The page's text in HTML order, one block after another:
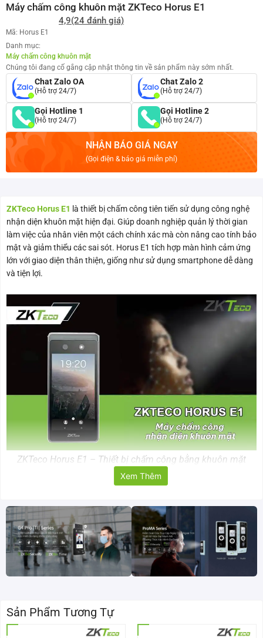
Máy chấm công khuôn mặt ZKTeco Horus E1
4,9(24 đánh giá)
Mã: Horus E1
Danh mục:
Máy chấm công khuôn mặt
Chúng tôi đang cố gắng cập nhật thông tin về sản phẩm này sớm nhất.
Chat Zalo OA
(Hỗ trợ 24/7)
Chat Zalo 2
(Hỗ trợ 24/7)
Gọi Hotline 1
(Hỗ trợ 24/7)
Gọi Hotline 2
(Hỗ trợ 24/7)
NHẬN BÁO GIÁ NGAY
(Gọi điện & báo giá miễn phí)
ZKTeco Horus E1 là thiết bị chấm công tiên tiến sử dụng công nghệ
nhận diện khuôn mặt hiện đại. Giúp doanh nghiệp quản lý thời gian
làm việc của nhân viên một cách chính xác mà còn nâng cao tính bảo
mật và giảm thiểu các sai sót. Horus E1 tích hợp màn hình cảm ứng
lớn với giao diện thân thiện, giống như sử dụng smartphone dễ dàng
và tiện lợi.
ZKTeco Horus E1 – Thiết bị chấm công bằng khuôn mặt
Mã sản phẩm Horus E1
Hệ điều hành Android 7.0
2MP Dual Camera
2G RAM / 16G ROM
Xem Thêm
Sản Phẩm Tương Tự